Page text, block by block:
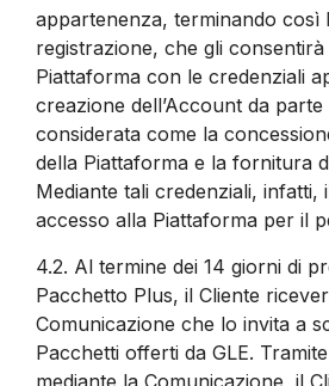
appartenenza, terminando così
registrazione, che gli
Piattaforma con le credenziali
creazione dell’Account da
considerata come la
della Piattaforma e la fornitura
Mediante tali credenziali, infatti,
accesso alla Piattaforma per il
4.2. Al termine dei 14 giorni di
Pacchetto Plus, il Cliente
Comunicazione che lo invita a
Pacchetti offerti da GLE.
mediante la Comunicazione, il